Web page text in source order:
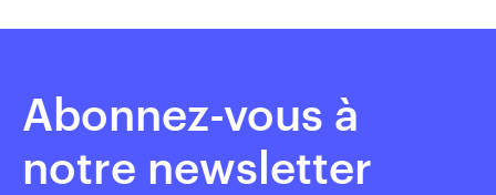
Abonnez-vous à
notre newsletter